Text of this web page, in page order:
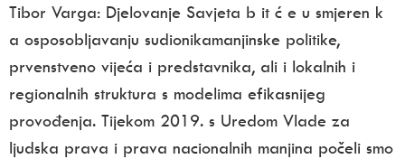
Tibor Varga: Djelovanje Savjeta b it ć e u smjeren k
a osposobljavanju sudionikamanjinske politike,
prvenstveno vijeća i predstavnika, ali i lokalnih i
regionalnih struktura s modelima efikasnijeg
provođenja. Tijekom 2019. s Uredom Vlade za
ljudska prava i prava nacionalnih manjina počeli smo